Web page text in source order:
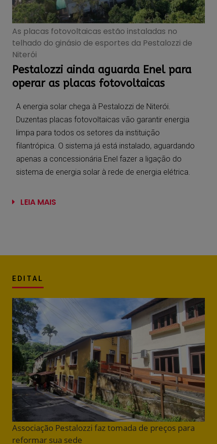
As placas fotovoltaicas estão instaladas no
telhado do ginásio de esportes da Pestalozzi de
Niterói
Pestalozzi ainda aguarda Enel para
operar as placas fotovoltaicas
A energia solar chega à Pestalozzi de Niterói.
Duzentas placas fotovoltaicas vão garantir energia
limpa para todos os setores da instituição
filantrópica. O sistema já está instalado, aguardando
apenas a concessionária Enel fazer a ligação do
sistema de energia solar à rede de energia elétrica.
LEIA MAIS
EDITAL
Associação Pestalozzi faz tomada de preços para
reformar sua sede